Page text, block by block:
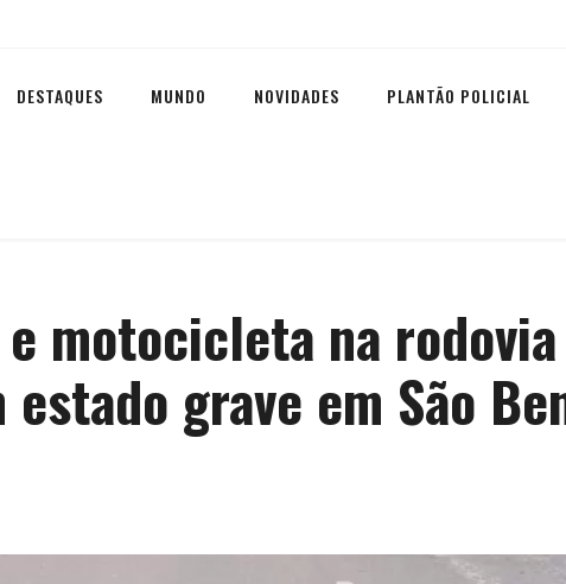
DESTAQUES MUNDO NOVIDADES PLANTÃO POLICIAL
motocicleta na rodovia
grave em São